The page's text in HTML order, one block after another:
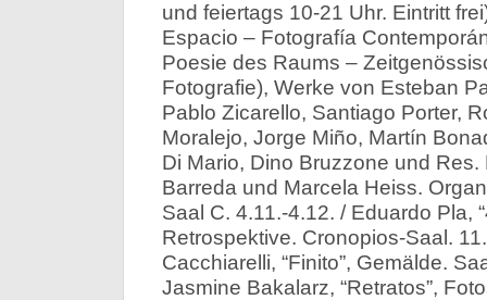
und feiertags 10-21 Uhr. Eintritt
Espacio – Fotografía
Poesie des Raums –
Fotografie), Werke von Esteban
Pablo Zicarello, Santiago Porter,
Moralejo, Jorge Miño, Martín
Di Mario, Dino Bruzzone und
Barreda und Marcela Heiss.
Saal C. 4.11.-4.12. / Eduardo Pla,
Retrospektive. Cronopios-Saal.
Cacchiarelli, “Finito”, Gemälde.
Jasmine Bakalarz, “Retratos”,